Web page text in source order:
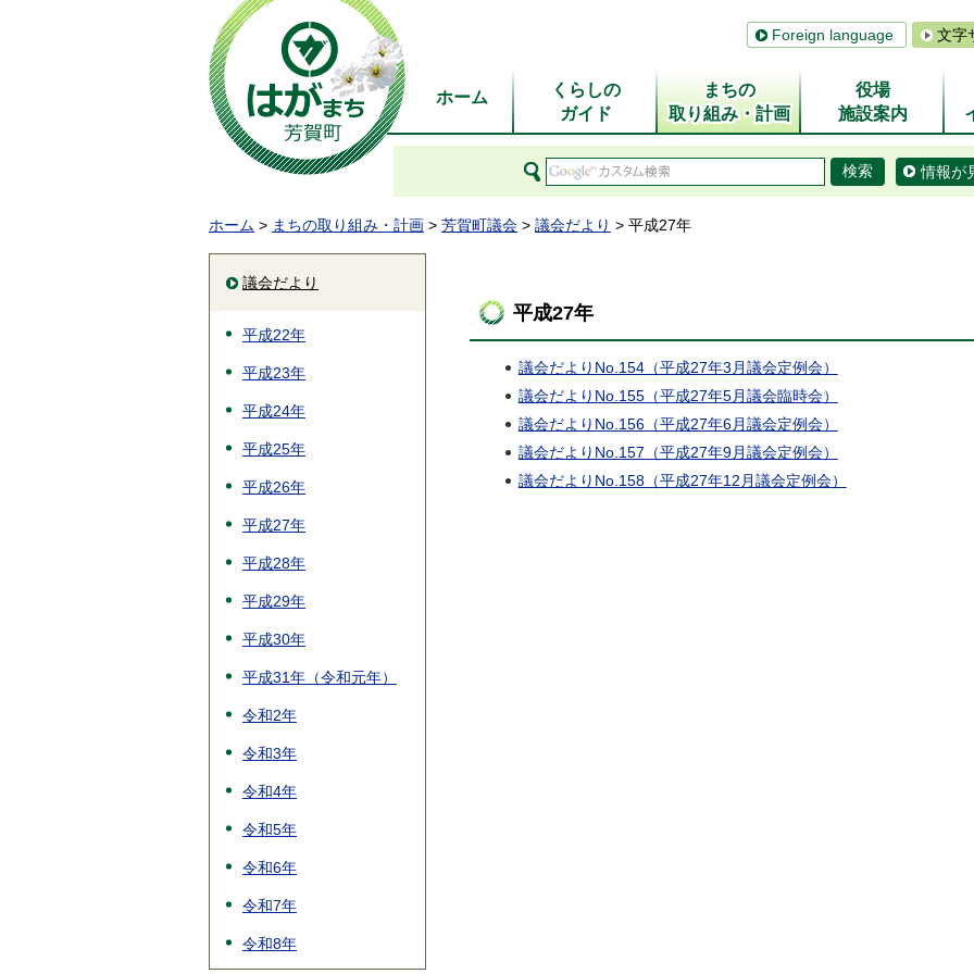
Foreign language 文字
ホーム
くらしの
ガイド
まちの
取り組み・計画
役場
施設案内
情報が
ホーム > まちの取り組み・計画 > 芳賀町議会 > 議会だより > 平成27年
議会だより
平成22年
平成23年
平成24年
平成25年
平成26年
平成27年
平成28年
平成29年
平成30年
平成31年（令和元年）
令和2年
令和3年
令和4年
令和5年
令和6年
令和7年
令和8年
平成27年
議会だよりNo.154（平成27年3月議会定例会）
議会だよりNo.155（平成27年5月議会臨時会）
議会だよりNo.156（平成27年6月議会定例会）
議会だよりNo.157（平成27年9月議会定例会）
議会だよりNo.158（平成27年12月議会定例会）